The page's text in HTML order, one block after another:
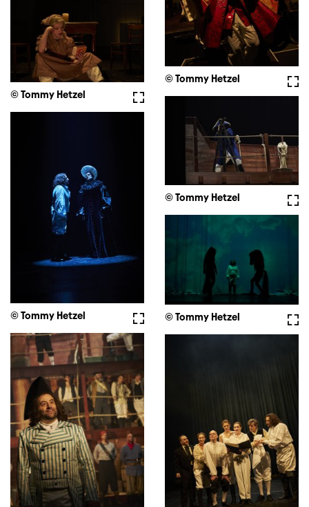
© Tommy Hetzel
Vollbild
© Tommy Hetzel
© Tommy Hetzel
Vollbild
© Tommy Hetzel © Tommy Hetzel